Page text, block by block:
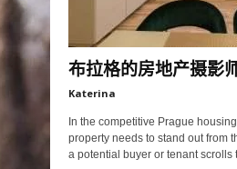
布拉格的房地产摄影
Katerina
In the competitive Prague
property needs to stand out from
a potential buyer or tenant scrolls